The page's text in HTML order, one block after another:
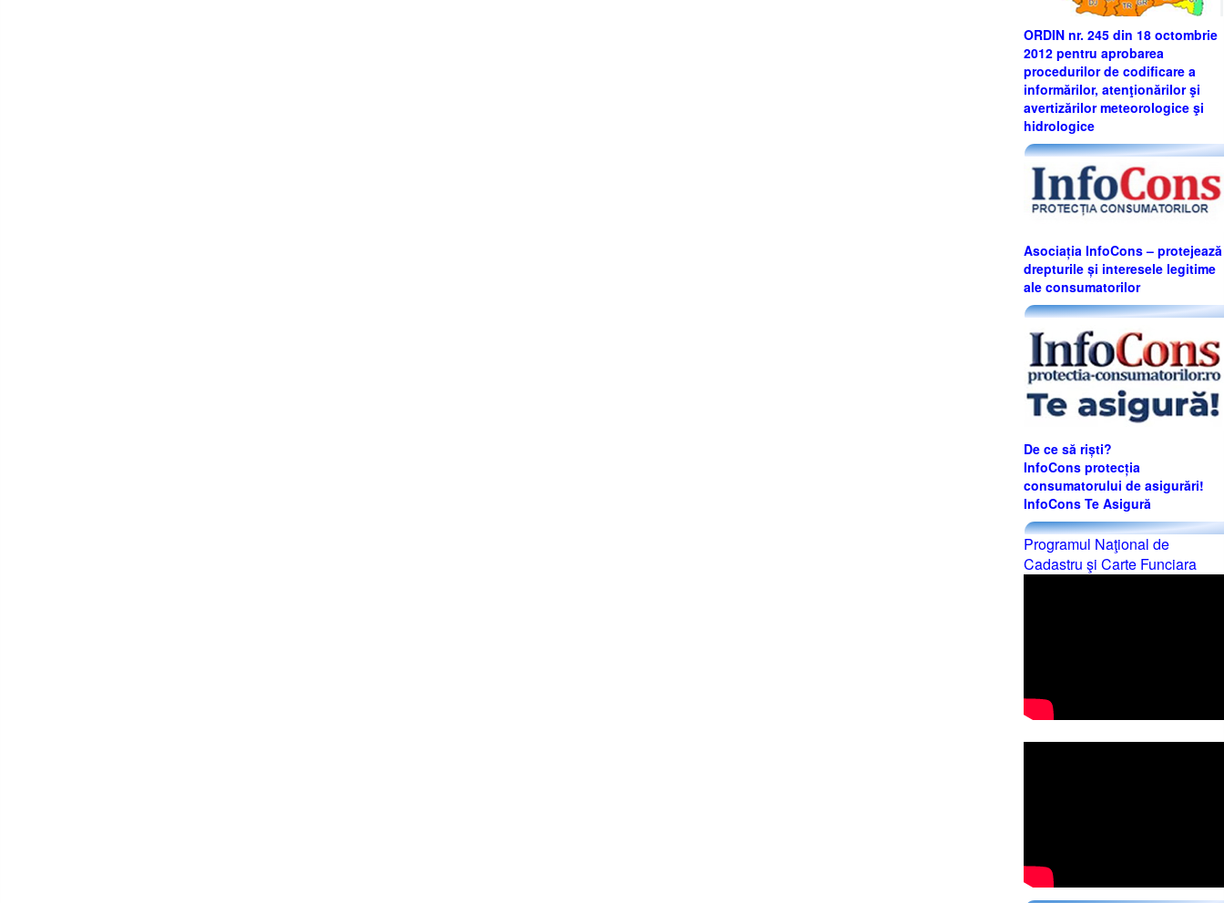
ORDIN nr. 245 din 18 octombrie
2012 pentru aprobarea
procedurilor de codificare a
informărilor, atenţionărilor şi
avertizărilor meteorologice şi
hidrologice
Asociația InfoCons – protejează
drepturile și interesele legitime
ale consumatorilor
De ce să riști?
InfoCons protecția
consumatorului de asigurări!
InfoCons Te Asigură
Programul Naţional de
Cadastru şi Carte Funciara